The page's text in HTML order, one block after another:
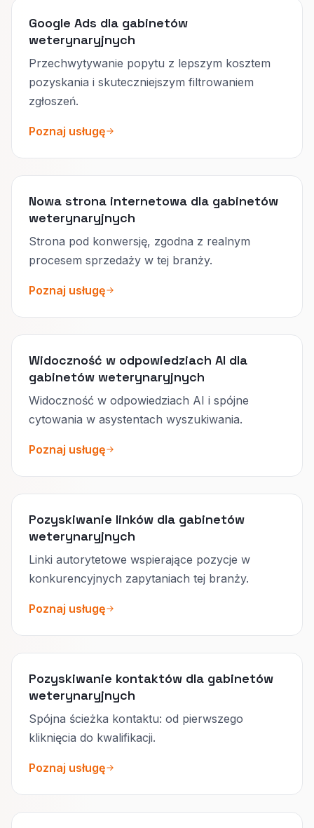
Google Ads dla gabinetów
weterynaryjnych
Przechwytywanie popytu z lepszym kosztem
pozyskania i skuteczniejszym filtrowaniem
zgłoszeń.
Poznaj usługę
Nowa strona internetowa dla gabinetów
weterynaryjnych
Strona pod konwersję, zgodna z realnym
procesem sprzedaży w tej branży.
Poznaj usługę
Widoczność w odpowiedziach AI dla
gabinetów weterynaryjnych
Widoczność w odpowiedziach AI i spójne
cytowania w asystentach wyszukiwania.
Poznaj usługę
Pozyskiwanie linków dla gabinetów
weterynaryjnych
Linki autorytetowe wspierające pozycje w
konkurencyjnych zapytaniach tej branży.
Poznaj usługę
Pozyskiwanie kontaktów dla gabinetów
weterynaryjnych
Spójna ścieżka kontaktu: od pierwszego
kliknięcia do kwalifikacji.
Poznaj usługę